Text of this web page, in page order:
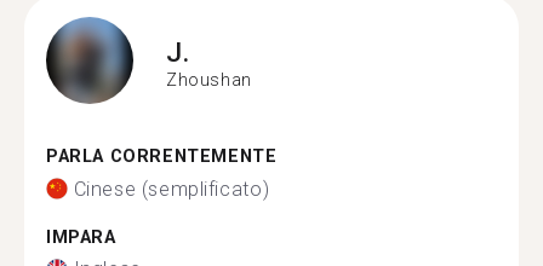
J.
Zhoushan
PARLA CORRENTEMENTE
Cinese (semplificato)
IMPARA